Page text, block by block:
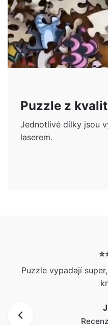
Puzzle z
Jednotlivé dílky jsou
laserem.
Puzzle vypadají